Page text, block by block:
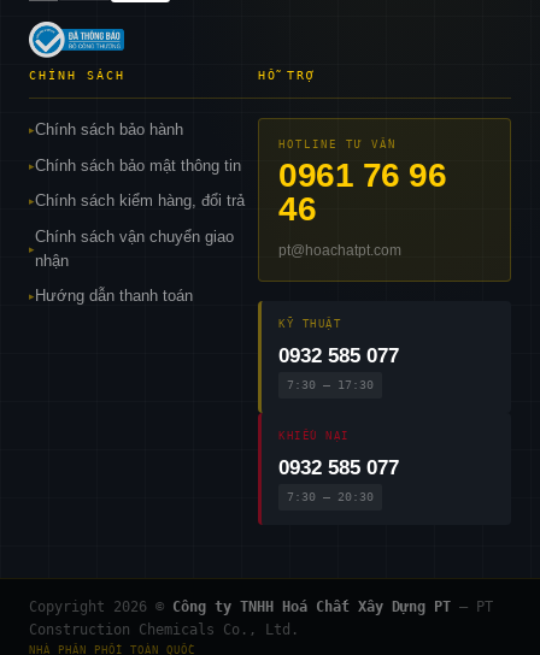
CHÍNH SÁCH
▸Chính sách bảo hành
▸Chính sách bảo mật thông tin
▸Chính sách kiểm hàng, đổi trả
▸
Chính sách vận chuyển giao
nhận
▸ Hướng dẫn thanh toán
HỖ TRỢ
HOTLINE TƯ VẤN
0961 76 96
46
pt@hoachatpt.com
KỸ THUẬT
0932 585 077
7:30 – 17:30
KHIẾU NẠI
0932 585 077
7:30 – 20:30
Copyright 2026 © Công ty TNHH Hoá Chất Xây Dựng PT — PT
Construction Chemicals Co., Ltd.
NHÀ PHÂN PHỐI TOÀN QUỐC